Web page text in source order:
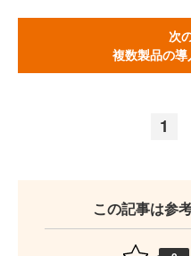
次
複数製品の
1
この記事は参